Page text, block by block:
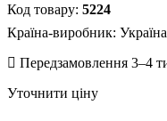
5224
Країна-виробник: Україна
Уточнити ціну